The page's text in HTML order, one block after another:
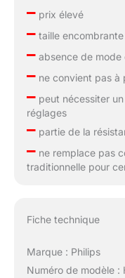
–prix élevé
–taille encombrante
–absence de mode
–ne convient pas à
–peut nécessiter un
réglages
–partie de la
–ne remplace pas
traditionnelle pour
Fiche technique
Marque : Philips
Numéro de modèle :